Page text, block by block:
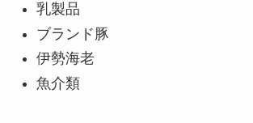
乳製品
ブランド豚
伊勢海老
魚介類